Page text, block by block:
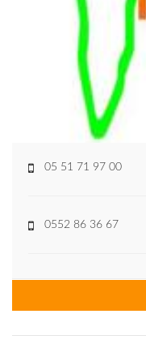
05 51 71 97 00
0552 86 36 67